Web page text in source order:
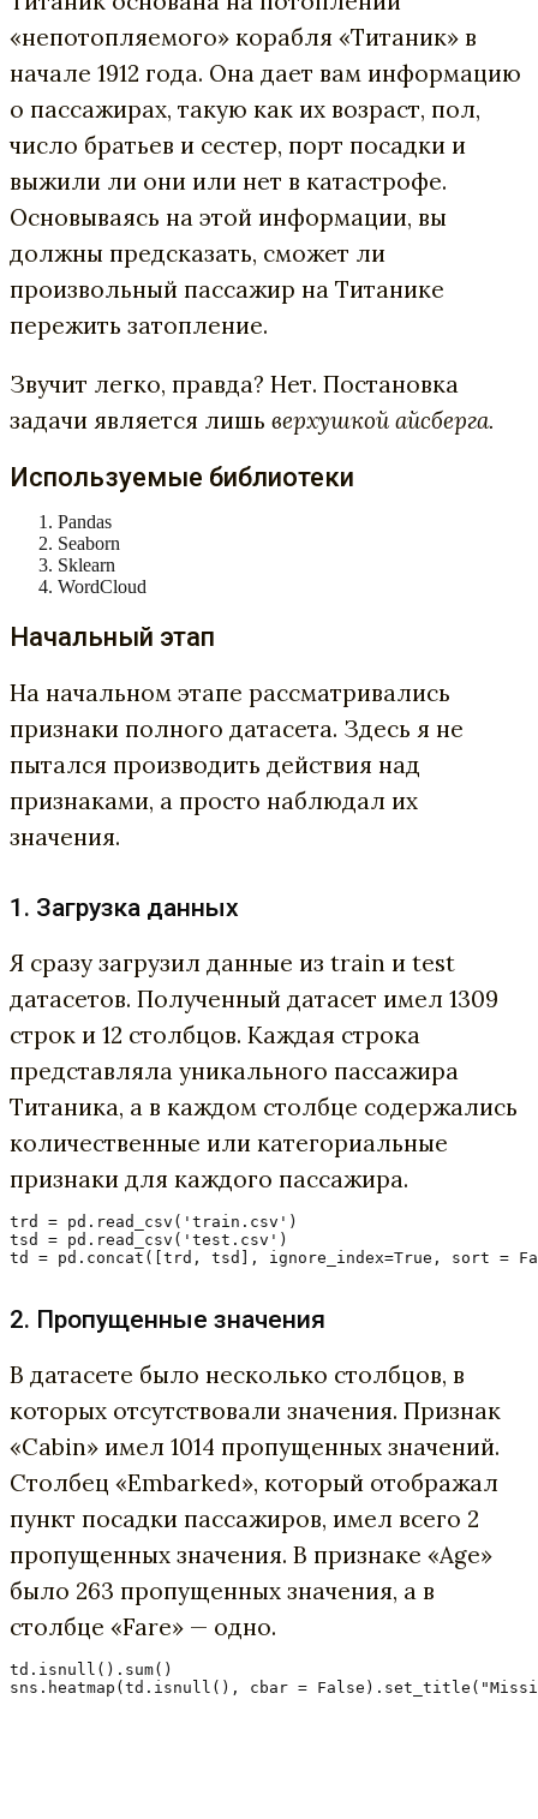
«непотопляемого» корабля «Титаник» в
начале 1912 года. Она дает вам информацию
о пассажирах, такую как их возраст, пол,
число братьев и сестер, порт посадки и
выжили ли они или нет в катастрофе.
Основываясь на этой информации, вы
должны предсказать, сможет ли
произвольный пассажир на Титанике
пережить затопление.
Звучит легко, правда? Нет. Постановка
задачи является лишь верхушкой айсберга.
Используемые библиотеки
Pandas
Seaborn
Sklearn
WordCloud
Начальный этап
На начальном этапе рассматривались
признаки полного датасета. Здесь я не
пытался производить действия над
признаками, а просто наблюдал их
значения.
1. Загрузка данных
Я сразу загрузил данные из train и test
датасетов. Полученный датасет имел 1309
строк и 12 столбцов. Каждая строка
представляла уникального пассажира
Титаника, а в каждом столбце содержались
количественные или категориальные
признаки для каждого пассажира.
trd = pd.read_csv('train.csv')
tsd = pd.read_csv('test.csv')
td = pd.concat([trd, tsd], ignore_index=True, sort =
2. Пропущенные значения
В датасете было несколько столбцов, в
которых отсутствовали значения. Признак
«Cabin» имел 1014 пропущенных значений.
Столбец «Embarked», который отображал
пункт посадки пассажиров, имел всего 2
пропущенных значения. В признаке «Age»
было 263 пропущенных значения, а в
столбце «Fare» — одно.
td.isnull().sum()
sns.heatmap(td.isnull(), cbar =